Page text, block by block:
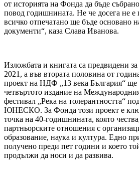
от историята на Фонда да бъде
повод годишнината. Не че досега не е
всичко отпечатано ще бъде основано
документи“, каза Слава Иванова.
Изложбата и книгата са предвидени
2021, а във втората половина от
проект на НДФ „13 века България“ ще
четвъртото издание на
фестивал „Река на толерантността“
ЮНЕСКО. За Фонда този проект е
точка на 40-годишнината, която
партньорските отношения с
образование, наука и култура. Едно
получено преди пет години и което
продължи да носи и да развива.